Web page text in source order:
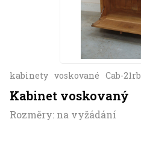
kabinety voskované Cab-21rb
Kabinet voskovaný
Rozměry: na vyžádání